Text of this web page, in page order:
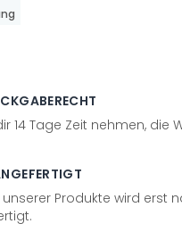
14 Tage Zeit nehmen,
unserer Produkte wird erst